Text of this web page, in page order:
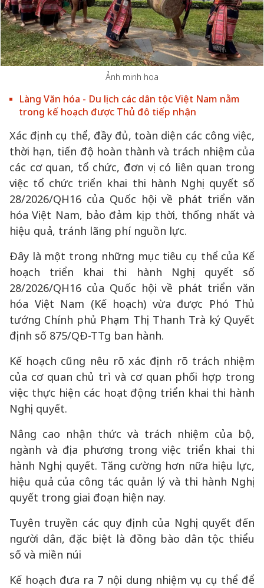
Ảnh minh họa
Làng Văn hóa - Du lịch các dân tộc Việt Nam nằm
trong kế hoạch được Thủ đô tiếp nhận
Xác định cụ thể, đầy đủ, toàn diện các công việc,
thời hạn, tiến độ hoàn thành và trách nhiệm của
các cơ quan, tổ chức, đơn vị có liên quan trong
việc tổ chức triển khai thi hành Nghị quyết số
28/2026/QH16 của Quốc hội về phát triển văn
hóa Việt Nam, bảo đảm kịp thời, thống nhất và
hiệu quả, tránh lãng phí nguồn lực.
Đây là một trong những mục tiêu cụ thể của Kế
hoạch triển khai thi hành Nghị quyết số
28/2026/QH16 của Quốc hội về phát triển văn
hóa Việt Nam (Kế hoạch) vừa được Phó Thủ
tướng Chính phủ Phạm Thị Thanh Trà ký Quyết
định số 875/QĐ-TTg ban hành.
Kế hoạch cũng nêu rõ xác định rõ trách nhiệm
của cơ quan chủ trì và cơ quan phối hợp trong
việc thực hiện các hoạt động triển khai thi hành
Nghị quyết.
Nâng cao nhận thức và trách nhiệm của bộ,
ngành và địa phương trong việc triển khai thi
hành Nghị quyết. Tăng cường hơn nữa hiệu lực,
hiệu quả của công tác quản lý và thi hành Nghị
quyết trong giai đoạn hiện nay.
Tuyên truyền các quy định của Nghị quyết đến
người dân, đặc biệt là đồng bào dân tộc thiểu
số và miền núi
Kế hoạch đưa ra 7 nội dung nhiệm vụ cụ thể để